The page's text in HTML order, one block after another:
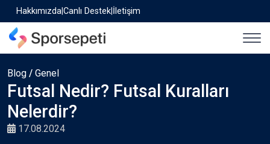
HakkımızdaCanlı Destek İletişim
Blog / Genel
Futsal Nedir? Futsal Kuralları
Nelerdir?
17.08.2024